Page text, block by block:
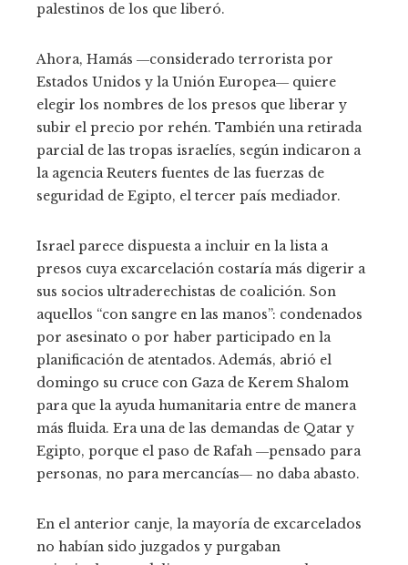
palestinos de los que liberó.
Ahora, Hamás ―considerado terrorista por
Estados Unidos y la Unión Europea― quiere
elegir los nombres de los presos que liberar y
subir el precio por rehén. También una retirada
parcial de las tropas israelíes, según indicaron a
la agencia Reuters fuentes de las fuerzas de
seguridad de Egipto, el tercer país mediador.
Israel parece dispuesta a incluir en la lista a
presos cuya excarcelación costaría más digerir a
sus socios ultraderechistas de coalición. Son
aquellos “con sangre en las manos”: condenados
por asesinato o por haber participado en la
planificación de atentados. Además, abrió el
domingo su cruce con Gaza de Kerem Shalom
para que la ayuda humanitaria entre de manera
más fluida. Era una de las demandas de Qatar y
Egipto, porque el paso de Rafah ―pensado para
personas, no para mercancías― no daba abasto.
En el anterior canje, la mayoría de excarcelados
no habían sido juzgados y purgaban